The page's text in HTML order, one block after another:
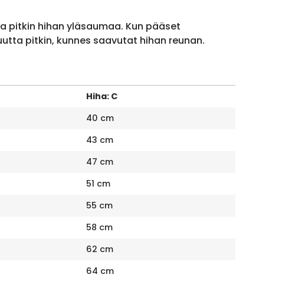
pitkin hihan yläsaumaa. Kun pääset
pitkin, kunnes saavutat hihan reunan.
Hiha: C
40 cm
43 cm
47 cm
51 cm
55 cm
58 cm
62 cm
64 cm